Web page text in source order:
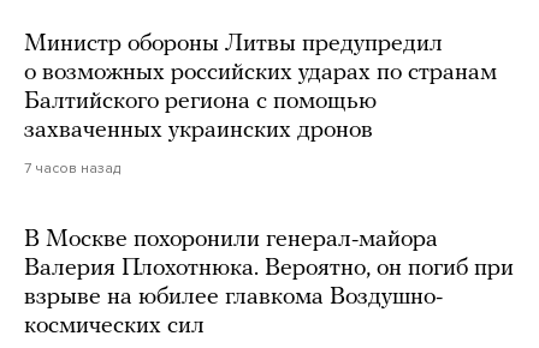
Министр обороны Литвы предупредил
о возможных российских ударах по странам
Балтийского региона с помощью
захваченных украинских дронов
7 часов назад
В Москве похоронили генерал-майора
Валерия Плохотнюка. Вероятно, он погиб при
взрыве на юбилее главкома Воздушно-
космических сил